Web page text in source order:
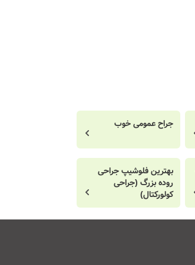
جراح عمومی خوب
بهترین فلوشیپ جراحی
روده بزرگ (جراحی
کولورکتال)